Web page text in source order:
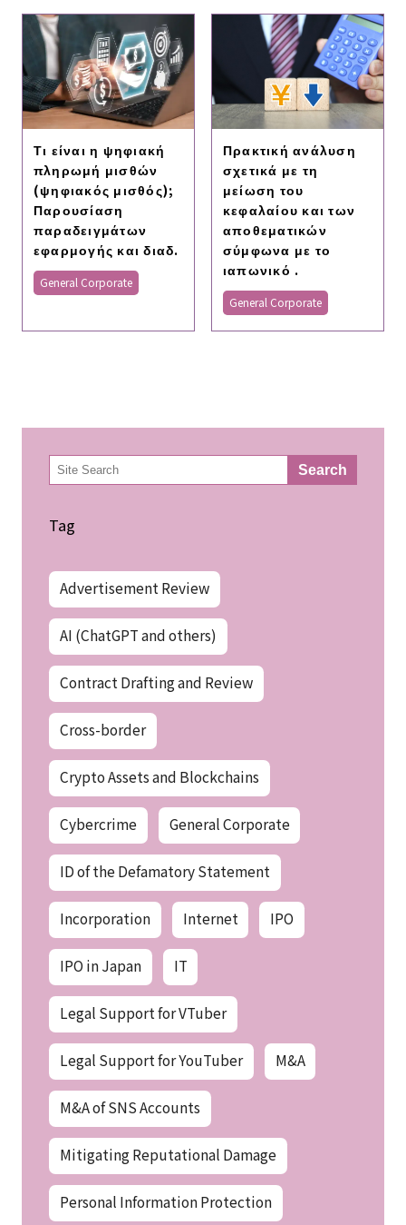
Τι είναι η ψηφιακή
πληρωμή μισθών
(ψηφιακός μισθός);
Παρουσίαση
παραδειγμάτων
εφαρμογής και διαδ.
General Corporate
Πρακτική ανάλυση
σχετικά με τη
μείωση του
κεφαλαίου και των
αποθεματικών
σύμφωνα με το
ιαπωνικό .
General Corporate
検
索 Search
Tag
Advertisement Review
AI (ChatGPT and others)
Contract Drafting and Review
Cross-border
Crypto Assets and Blockchains
Cybercrime General Corporate
ID of the Defamatory Statement
Incorporation Internet IPO
IPO in Japan IT
Legal Support for VTuber
Legal Support for YouTuber M&A
M&A of SNS Accounts
Mitigating Reputational Damage
Personal Information Protection